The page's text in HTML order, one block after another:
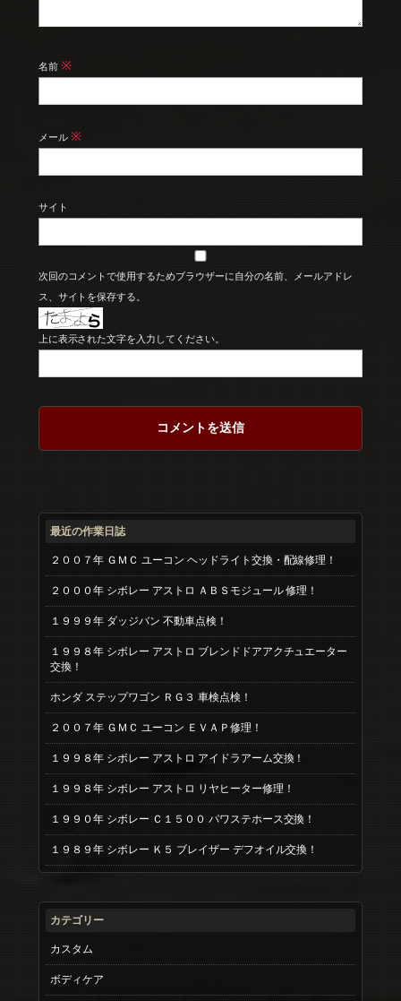
名前 ※
メール ※
サイト
次回のコメントで使用するためブラウザーに自分の名前、メールアドレ
ス、サイトを保存する。
上に表示された文字を入力してください。
最近の作業日誌
２００７年 ＧＭＣ ユーコン ヘッドライト交換・配線修理！
２０００年 シボレー アストロ ＡＢＳモジュール 修理！
１９９９年 ダッジバン 不動車点検！
１９９８年 シボレー アストロ ブレンドドアアクチュエーター
交換！
ホンダ ステップワゴン ＲＧ３ 車検点検！
２００７年 ＧＭＣ ユーコン ＥＶＡＰ修理！
１９９８年 シボレー アストロ アイドラアーム交換！
１９９８年 シボレー アストロ リヤヒーター修理！
１９９０年 シボレー Ｃ１５００ パワステホース交換！
１９８９年 シボレー Ｋ５ ブレイザー デフオイル交換！
カテゴリー
カスタム
ボディケア